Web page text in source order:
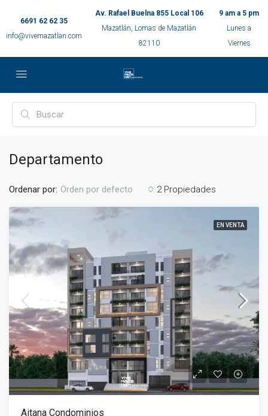
6691 62 62 35
info@vivemazatlan.com
Av. Rafael Buelna 855 Local 106
Mazatlán, Lomas de Mazatlán
82110
9 am a 5 pm
Lunes a
Viernes
Departamento
2 Propiedades
Ordenar por: Orden por defecto
EN VENTA
Aitana Condominios